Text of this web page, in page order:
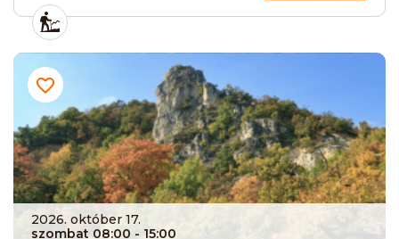
2026. október 17.
szombat 08:00 - 15:00